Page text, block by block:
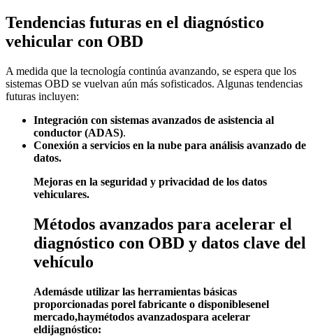
Tendencias futuras en el diagnóstico
vehicular con OBD
A medida que la tecnología continúa avanzando, se espera que los
sistemas OBD se vuelvan aún más sofisticados. Algunas tendencias
futuras incluyen:
Integración con sistemas avanzados de asistencia al
conductor (ADAS).
Conexión a servicios en la nube para análisis avanzado de
datos.
Mejoras en la seguridad y privacidad de los datos
vehiculares.
Métodos avanzados para acelerar el
diagnóstico con OBD y datos clave del
vehículo
Ademásde utilizar las herramientas básicas
proporcionadas porel fabricante o disponiblesenel
mercado,haymétodos avanzadospara acelerar
eldijagnóstico: